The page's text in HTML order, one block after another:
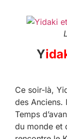
Y
Ce soir-là,
des Anciens.
Temps
du monde et